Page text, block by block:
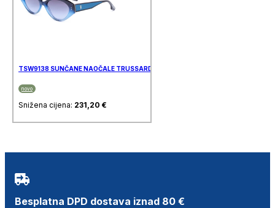
TSW9138 SUNČANE NAOČALE TRUSSARDI
novo
Snižena cijena: 231,20 €
Besplatna DPD dostava iznad 80 €